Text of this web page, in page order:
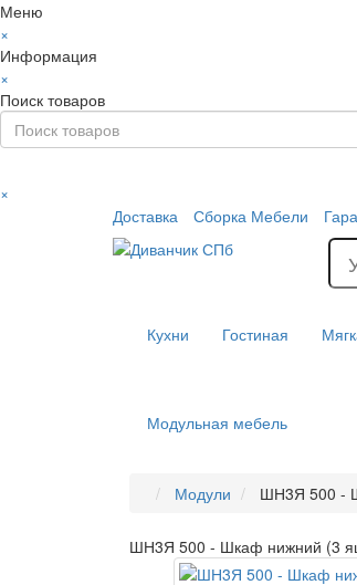
Меню
×
Информация
×
Поиск товаров
×
Доставка
Сборка Мебели
Кухни Гостиная
Модульная мебель
Модули ШН3Я 500 -
ШН3Я 500 - Шкаф нижний (3